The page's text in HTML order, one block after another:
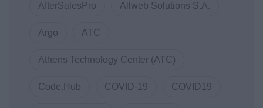
AfterSalesPro Allweb Solutions S.A.
Argo ATC
Athens Technology Center (ATC)
Code.Hub COVID-19 COVID19